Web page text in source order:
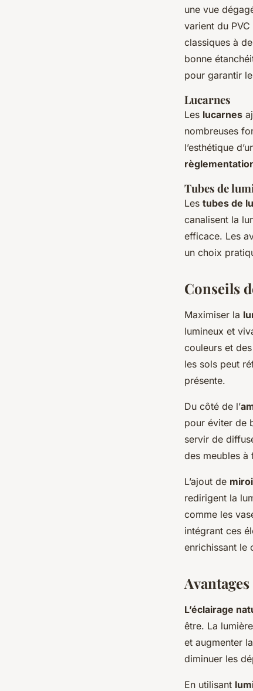
une vue
varient du
classiques à
bonne
pour garantir
Lucarnes
Les lucarnes
nombreuses
l’esthétique
Tubes de
Les tubes de
canalisent la
efficace. Les
un choix
Conseils
Maximiser la
lumineux et
couleurs et
les sols peut
présente.
Du côté de l’
pour éviter de
servir de
des meubles à
L’ajout de
redirigent la
comme les
intégrant ces
enrichissant le
L’éclairage
être. La
et augmenter
diminuer les
En utilisant